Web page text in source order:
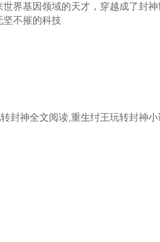
界基因领域的天才，穿越成了封
坚不摧的科技
封神全文阅读,重生纣王玩转封神